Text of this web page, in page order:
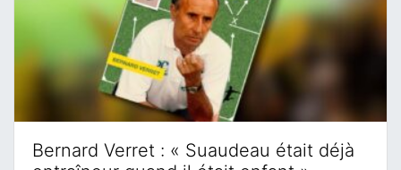
Bernard Verret : « Suaudeau était déjà